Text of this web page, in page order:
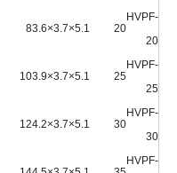
HVPF-
20
20
5.1×3.7×3.6
8
HVPF-
25
25
5.1×3.7×3.9
10
HVPF-
30
30
5.1×3.7×4.2
12
HVPF-